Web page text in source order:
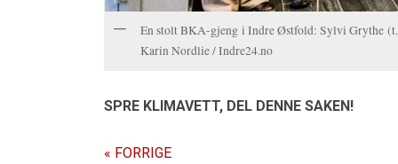
En stolt BKA-gjeng i Indre Østfold: Sylvi Grythe
Karin Nordlie / Indre24.no
SPRE KLIMAVETT, DEL DENNE SAKEN!
« FORRIGE